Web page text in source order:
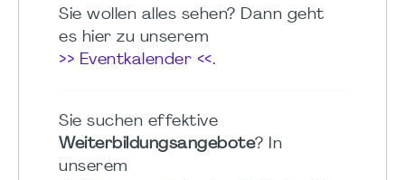
Sie wollen alles sehen? Dann geht
es hier zu unserem
>> Eventkalender <<.
Sie suchen effektive
Weiterbildungsangebote? In
unserem